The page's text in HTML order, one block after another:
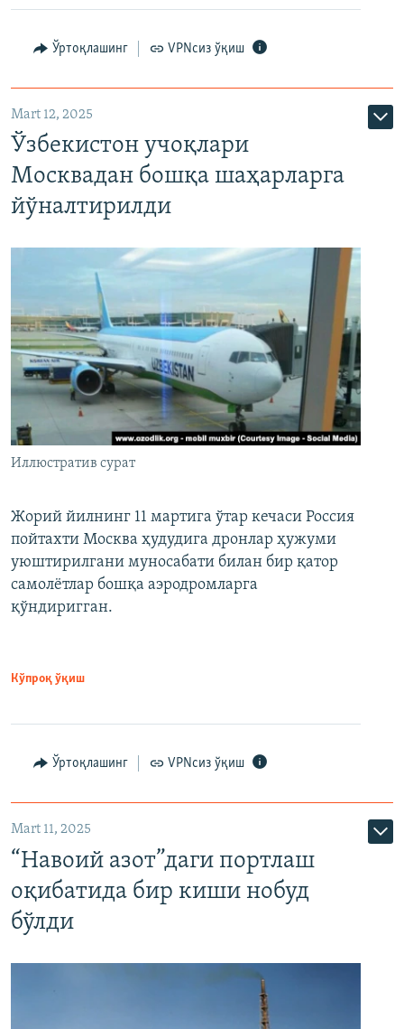
Ўртоқлашинг VPNсиз ўқиш
Mart 12, 2025
Ўзбекистон учоқлари
Москвадан бошқа шаҳарларга
йўналтирилди
Иллюстратив сурат
Жорий йилнинг 11 мартига ўтар кечаси Россия
пойтахти Москва ҳудудига дронлар ҳужуми
уюштирилгани муносабати билан бир қатор
самолётлар бошқа аэродромларга
қўндиригган.
Кўпроқ ўқиш
Ўртоқлашинг VPNсиз ўқиш
Mart 11, 2025
“Навоий азот”даги портлаш
оқибатида бир киши нобуд
бўлди